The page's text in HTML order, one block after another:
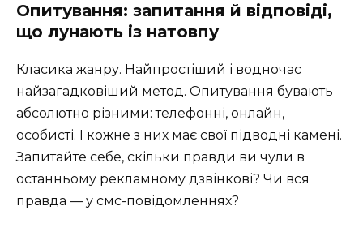
Опитування: запитання й відповіді,
що лунають із натовпу
Класика жанру. Найпростіший і водночас
найзагадковіший метод. Опитування бувають
абсолютно різними: телефонні, онлайн,
особисті. І кожне з них має свої підводні камені.
Запитайте себе, скільки правди ви чули в
останньому рекламному дзвінкові? Чи вся
правда — у смс-повідомленнях?